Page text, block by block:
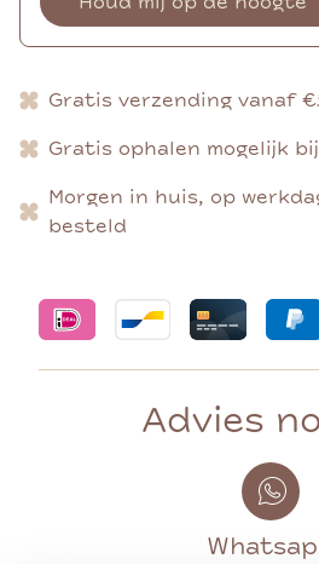
Gratis verzending vanaf
Gratis ophalen mogelijk bij
Morgen in huis, op
besteld
Advies